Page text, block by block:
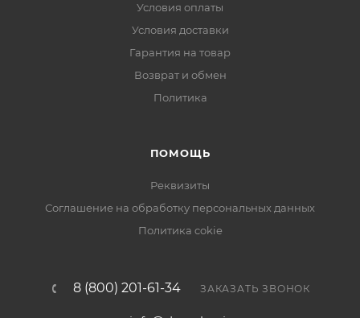
Условия оплаты
Условия доставки
Гарантия на товар
Возврат и обмен
Политика
ПОМОЩЬ
Реквизиты
Соглашение на обработку персональных данных
Политика cokie
8 (800) 201-61-34 ЗАКАЗАТЬ ЗВОНОК